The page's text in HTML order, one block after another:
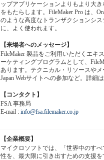
ップアプリケーションよりもより大
をもたらします。FileMaker Pro は、
のような高度なトランザクションシ
に、よく使われます。
【来場者へのメッセージ】
FileMaker 製品をご利用いただくエキ
ーケティングプログラムとして、
あります。テクニカル・リソースや
Japan Webサイトへの参加など。詳細は
【コンタクト】
FSA 事務局
E-mail : info@fsa.filemaker.co.jp
【企業概要】
マイクロソフトでは、「世界中のす
性を、最大限に引き出すための支援